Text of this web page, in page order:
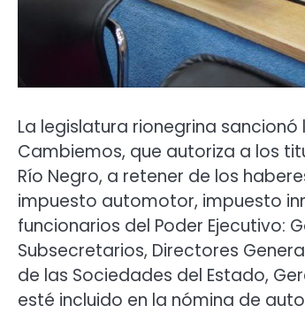
La legislatura rionegrina
Cambiemos, que autoriza a los
Río Negro, a retener de los
impuesto automotor, impuesto
funcionarios del Poder Ejecutivo:
Subsecretarios, Directores
de las Sociedades del Estado,
esté incluido en la nómina de